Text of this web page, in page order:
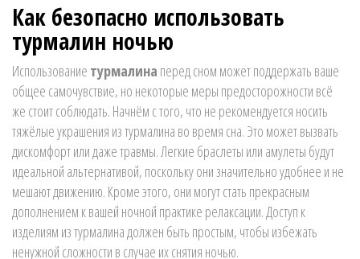
Как безопасно использовать
турмалин ночью
Использование турмалина перед сном может поддержать ваше
общее самочувствие, но некоторые меры предосторожности всё
же стоит соблюдать. Начнём с того, что не рекомендуется носить
тяжёлые украшения из турмалина во время сна. Это может вызвать
дискомфорт или даже травмы. Легкие браслеты или амулеты будут
идеальной альтернативой, поскольку они значительно удобнее и не
мешают движению. Кроме этого, они могут стать прекрасным
дополнением к вашей ночной практике релаксации. Доступ к
изделиям из турмалина должен быть простым, чтобы избежать
ненужной сложности в случае их снятия ночью.